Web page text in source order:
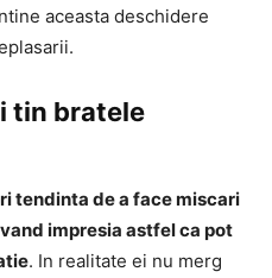
aceasta deschidere
tin bratele
tendinta de a face miscari
impresia astfel ca pot
. In realitate ei nu merg